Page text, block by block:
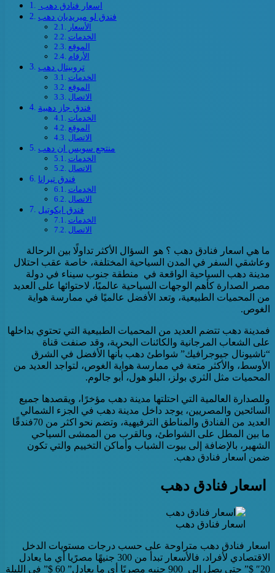
اسعار فنادق دهب
فندق لو ميريديان دهب
الأسعار
الخدمات
الموقع
الأرقام
تروبيتال دهب
الخدمات
الموقع
الاتصال
فندق جاز دهبية
الخدمات
الموقع
الاتصال
منتجع سويس ان دهب
الخدمات
الاتصال
فندق تيرانا
الخدمات
الاتصال
فندق ايكوتيل
الخدمات
الاتصال
ما هي اسعار فنادق دهب ؟ هو السؤال الأكثر تداولًا بين الرحالة
وعاشقي السفر في المدن السياحية المختلفة، خاصة عقب احتلال
مدينة دهب السياحية الواقعة في منطقة جنوب سيناء في دولة
مصر الصدارة كأهم الوجهات السياحية عالميًا، لاحتوائها على العديد
من المحميات الطبيعية، وتعد الأفضل عالميًا في ممارسة هواية
الغوص.
فمدينة دهب تتضم العديد من المحميات الطبيعية التي تحتوي بداخلها
على الشعاب المرجانية والكائنات البحرية، وقد صنفت قناة
“ناشيونال جيوجرافيك” شواطئ دهب بأنها الأفضل في الشرق
الأوسط، والأكثر متعة في ممارسة هواية الغوص، لتواجد العديد من
المحميات مثل الثري بولز، البلو هول، أبو جالوم.
وللصدارة العالمية التي احتلتها مدينة دهب مؤخرًا، ويقصدها جميع
السائحين والمصريين، يوجد داخل مدينة دهب في الجزء الشمالي
العديد من الفنادق والمناطق الترفيهية، وتضم نحو اكثر من 70فندقًا
ما بين المطل على الشواطئ، وبالقرب من الممشى السياحي
الشهير، بالإضافة إلى بيوت الشباب وأماكن التخييم والتي تكون
ضمن اسعار فنادق دهب.
اسعار فنادق دهب
اسعار فنادق دهب
اسعار فنادق دهب متراوحة على حسب درجات مستويات الدخل
الاقتصادي لأفراد، فالأسعار تبدأ من 300 جنيهًا مصرًيا أي ما يعادل
20″ $” حتى يصل إلى 900 جنيه مصريًا أي ما يعادل” 60 $” في الليلة